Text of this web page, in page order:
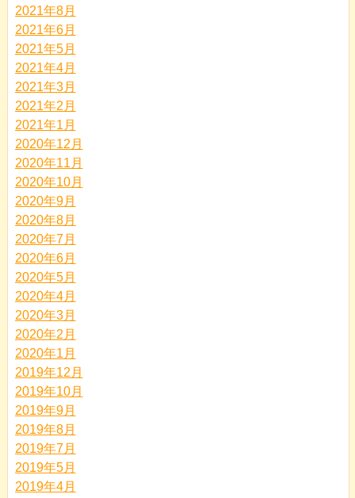
2021年8月
2021年6月
2021年5月
2021年4月
2021年3月
2021年2月
2021年1月
2020年12月
2020年11月
2020年10月
2020年9月
2020年8月
2020年7月
2020年6月
2020年5月
2020年4月
2020年3月
2020年2月
2020年1月
2019年12月
2019年10月
2019年9月
2019年8月
2019年7月
2019年5月
2019年4月